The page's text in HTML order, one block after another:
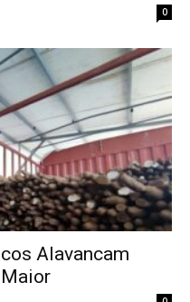
0
Alavancam